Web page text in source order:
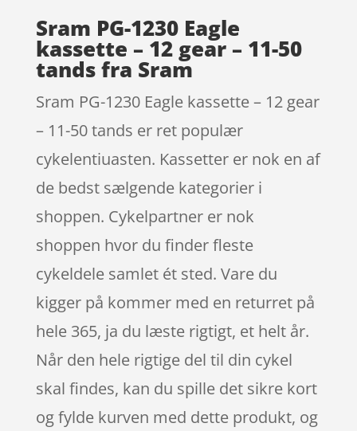
Sram PG-1230 Eagle
kassette – 12 gear – 11-50
tands fra Sram
Sram PG-1230 Eagle kassette – 12 gear
– 11-50 tands er ret populær
cykelentiuasten. Kassetter er nok en af
de bedst sælgende kategorier i
shoppen. Cykelpartner er nok
shoppen hvor du finder fleste
cykeldele samlet ét sted. Vare du
kigger på kommer med en returret på
hele 365, ja du læste rigtigt, et helt år.
Når den hele rigtige del til din cykel
skal findes, kan du spille det sikre kort
og fylde kurven med dette produkt, og